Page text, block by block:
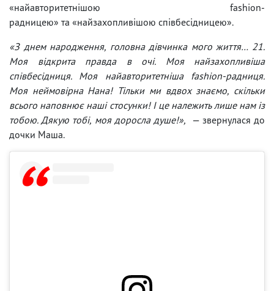
«найавторитетнішою fashion-
радницею» та «найзахопливішою співбесідницею».
«З днем народження, головна дівчинка мого життя… 21.
Моя відкрита правда в очі. Моя найзахопливіша
співбесідниця. Моя найавторитетніша fashion-радниця.
Моя неймовірна Нана! Тільки ми вдвох знаємо, скільки
всього наповнює наші стосунки! І це належить лише нам із
тобою. Дякую тобі, моя доросла душе!», — звернулася до
дочки Маша.